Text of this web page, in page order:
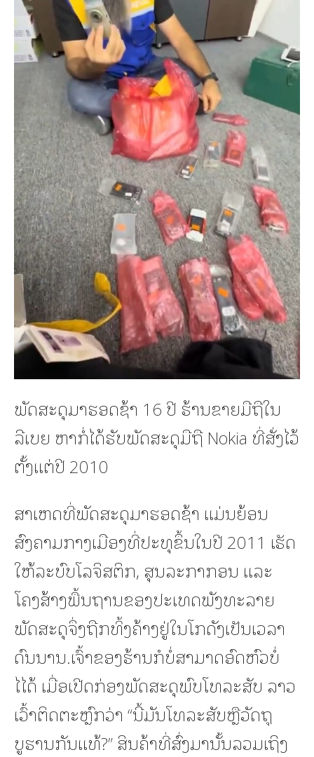
ພັດສະດຸມາຮອດຊ້າ 16 ປີ ຮ້ານຂາຍມືຖືໃນ
ລີເບຍ ຫາກໍ່ໄດ້ຮັບພັດສະດຸມືຖື Nokia ທີ່ສັ່ງໄວ້
ຕັ້ງແຕ່ປີ 2010
ສາເຫດທີ່ພັດສະດຸມາຮອດຊ້າ ແມ່ນຍ້ອນ
ສົງຄາມກາງເມືອງທີ່ປະທຸຂຶ້ນໃນປີ 2011 ເຮັດ
ໃຫ້ລະບົບໂລຈິສຕິກ, ສຸນລະກາກອນ ແລະ
ໂຄງສ້າງພື້ນຖານຂອງປະເທດພັງທະລາຍ
ພັດສະດຸຈຶ່ງຖືກທິ້ງຄ້າງຢູ່ໃນໂກດັງເປັນເວລາ
ດົນນານ.ເຈົ້າຂອງຮ້ານກໍບໍ່ສາມາດອົດຫົວບໍ່
ໄໄດ້ ເມື່ອເປີດກ່ອງພັດສະດຸພົບໂທລະສັບ ລາວ
ເວົ້າຕິດຕະຫຼົກວ່າ “ນີ້ມັນໂທລະສັບຫຼືວັດຖຸ
ບູຮານກັນແທ້?” ສິນຄ້າທີ່ສົ່ງມານັ້ນລວມເຖິງ